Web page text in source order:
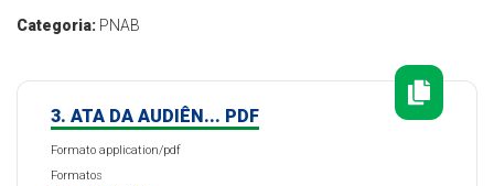
Categoria: PNAB
3. ATA DA AUDIÊN... PDF
Formato application/pdf
Formatos